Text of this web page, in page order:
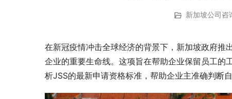
新加坡公司咨
在新冠疫情冲击全球经济的背景下，新加坡政府
企业的重要生命线。这项旨在帮助企业保留员工
析JSS的最新申请资格标准，帮助企业主准确判断